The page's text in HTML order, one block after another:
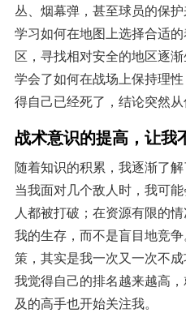
丛、烟幕弹，甚至球员的保
学习如何在地图上选择合适
区，寻找相对安全的地区逐
学会了如何在战场上保持理
得自己已经死了，结论突然从
战术意识的提高，让我
随着知识的积累，我逐渐了
当我面对几个敌人时，我可
人都被打破；在资源有限的
我的生存，而不是盲目地竞
策，其实是我一次又一次不
我觉得自己的排名越来越高
及的高手也开始关注我。